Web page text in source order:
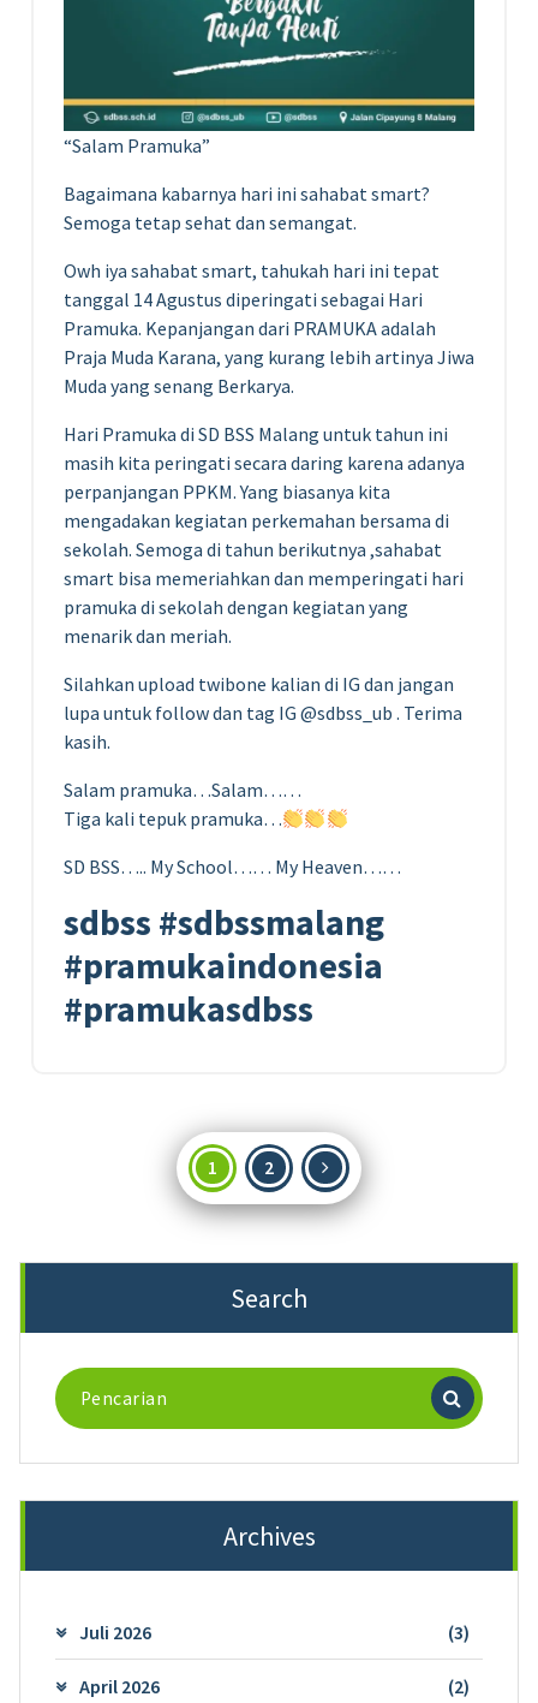
“Salam Pramuka”
Bagaimana kabarnya hari ini sahabat smart?
Semoga tetap sehat dan semangat.
Owh iya sahabat smart, tahukah hari ini tepat
tanggal 14 Agustus diperingati sebagai Hari
Pramuka. Kepanjangan dari PRAMUKA adalah
Praja Muda Karana, yang kurang lebih artinya Jiwa
Muda yang senang Berkarya.
Hari Pramuka di SD BSS Malang untuk tahun ini
masih kita peringati secara daring karena adanya
perpanjangan PPKM. Yang biasanya kita
mengadakan kegiatan perkemahan bersama di
sekolah. Semoga di tahun berikutnya ,sahabat
smart bisa memeriahkan dan memperingati hari
pramuka di sekolah dengan kegiatan yang
menarik dan meriah.
Silahkan upload twibone kalian di IG dan jangan
lupa untuk follow dan tag IG @sdbss_ub . Terima
kasih.
Salam pramuka…Salam……
Tiga kali tepuk pramuka…
SD BSS….. My School…… My Heaven……
sdbss #sdbssmalang
#pramukaindonesia
#pramukasdbss
Paginasi
pos
1 2
Search
Pencarian
untuk:
Archives
Juli 2026 (3)
April 2026 (2)